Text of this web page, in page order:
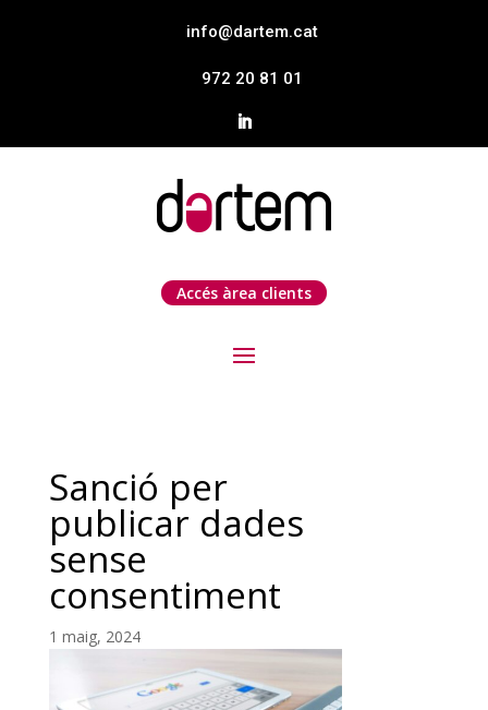
info@dartem.cat
972 20 81 01
Accés àrea clients
Sanció per
publicar dades
sense
consentiment
1 maig, 2024